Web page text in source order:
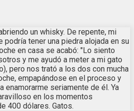
un whisky. De repente, mi
tener una piedra alojada en su
en casa se acabó: "Lo siento
y me ayudó a meter a mi gato
pero nos trató a los dos con mucha
empapándose en el proceso y
seriamente de él. Ya
en los momentos
400 dólares. Gatos.